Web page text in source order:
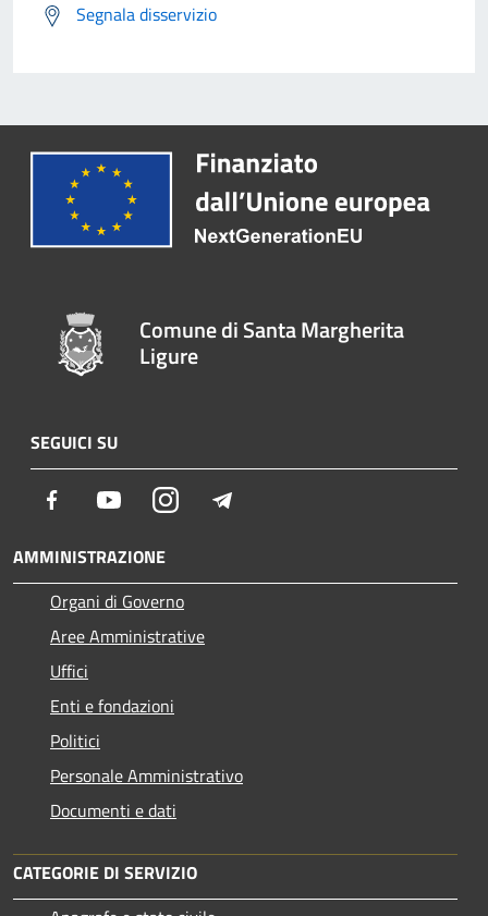
Segnala disservizio
Comune di Santa Margherita
Ligure
SEGUICI SU
Facebook YoutubeInstagram
AMMINISTRAZIONE
Organi di Governo
Aree Amministrative
Uffici
Enti e fondazioni
Politici
Personale Amministrativo
Documenti e dati
CATEGORIE DI SERVIZIO